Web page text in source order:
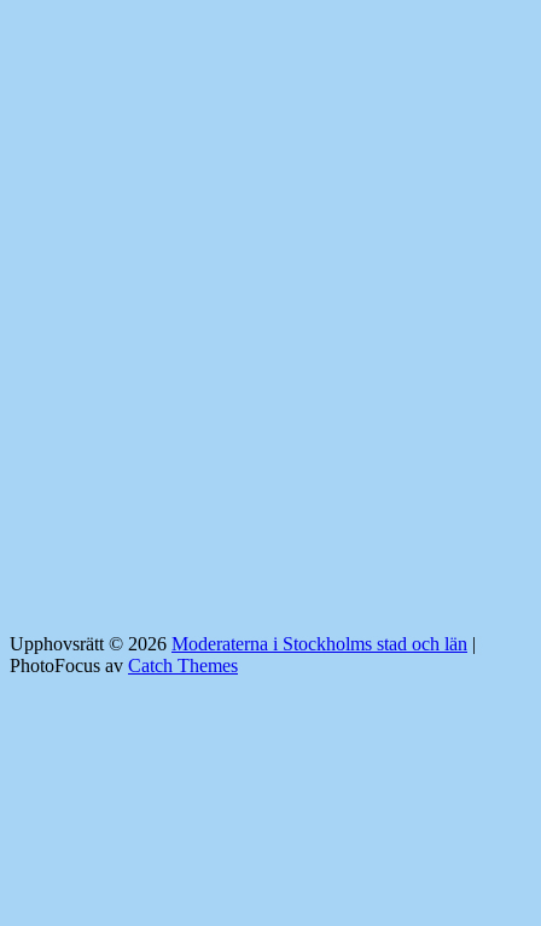
Upphovsrätt © 2026 Moderaterna i Stockholms stad och län |
PhotoFocus av Catch Themes